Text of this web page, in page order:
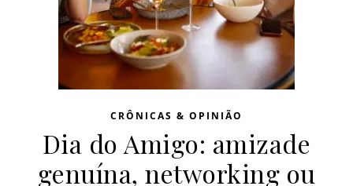
CRÔNICAS & OPINIÃO
Dia do Amigo: amizade
genuína, networking ou